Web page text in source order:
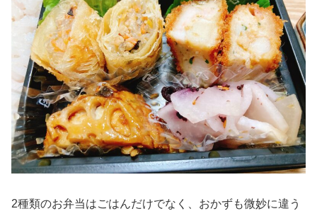
2種類のお弁当はごはんだけでなく、おかずも微妙に違う